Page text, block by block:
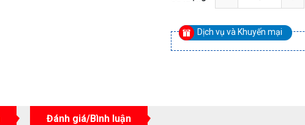
Dịch vụ và Khuyến mại
Đánh giá/Bình luận